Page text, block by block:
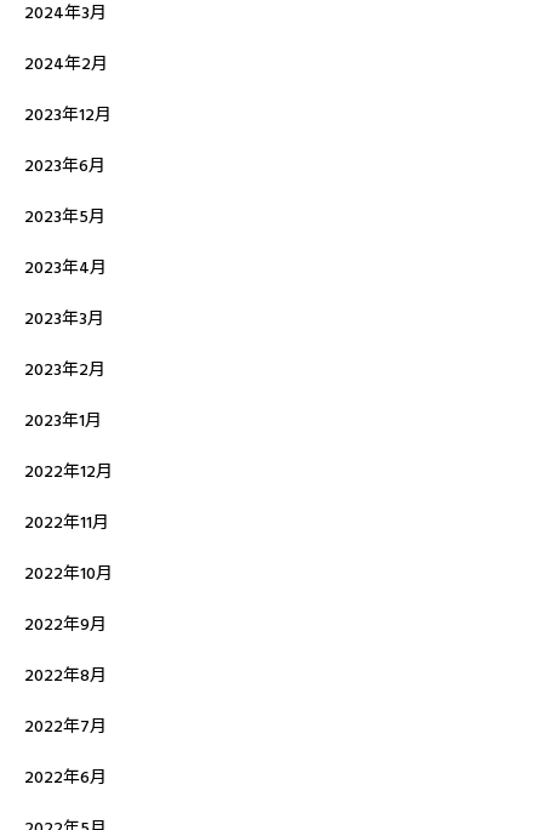
2024年3月
2024年2月
2023年12月
2023年6月
2023年5月
2023年4月
2023年3月
2023年2月
2023年1月
2022年12月
2022年11月
2022年10月
2022年9月
2022年8月
2022年7月
2022年6月